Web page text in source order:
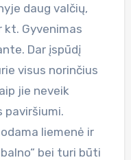
daug valčių,
Gyvenimas
Dar įspūdį
visus norinčius
jie neveik
paviršiumi.
liemenė ir
bei turi būti